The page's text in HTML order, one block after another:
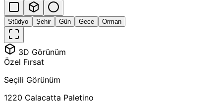
Stüdyo Şehir Gün Gece Orman
3D Görünüm
Özel Fırsat
Seçili Görünüm
1220 Calacatta Paletino